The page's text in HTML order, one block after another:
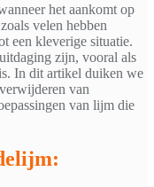
het aankomt op
velen hebben
een kleverige situatie.
zijn, vooral als
In dit artikel duiken we
van
van lijm die